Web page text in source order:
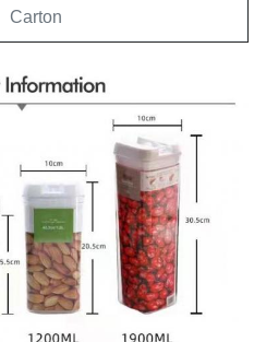
Carton